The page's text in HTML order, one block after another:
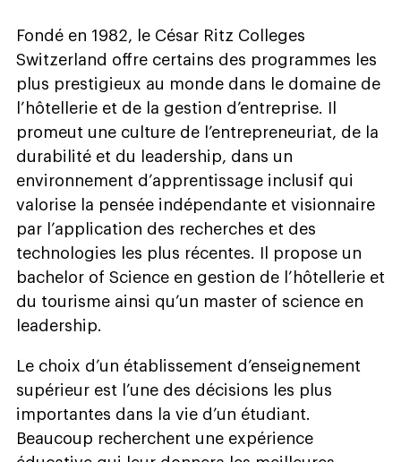
Fondé en 1982, le César Ritz Colleges
Switzerland offre certains des programmes les
plus prestigieux au monde dans le domaine de
l’hôtellerie et de la gestion d’entreprise. Il
promeut une culture de l’entrepreneuriat, de la
durabilité et du leadership, dans un
environnement d’apprentissage inclusif qui
valorise la pensée indépendante et visionnaire
par l’application des recherches et des
technologies les plus récentes. Il propose un
bachelor of Science en gestion de l’hôtellerie et
du tourisme ainsi qu’un master of science en
leadership.
Le choix d’un établissement d’enseignement
supérieur est l’une des décisions les plus
importantes dans la vie d’un étudiant.
Beaucoup recherchent une expérience